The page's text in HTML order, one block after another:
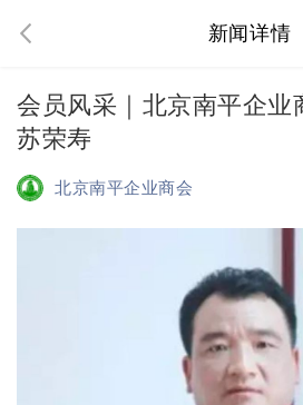
新闻详情
会员风采｜北京南平企业
苏荣寿
北京南平企业商会